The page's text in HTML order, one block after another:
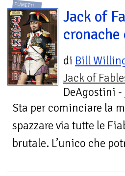
FUMETTI
Jack of
di Bill
Jack of
DeAgostini -
Sta per cominciare la
spazzare via tutte le
brutale. L’unico che